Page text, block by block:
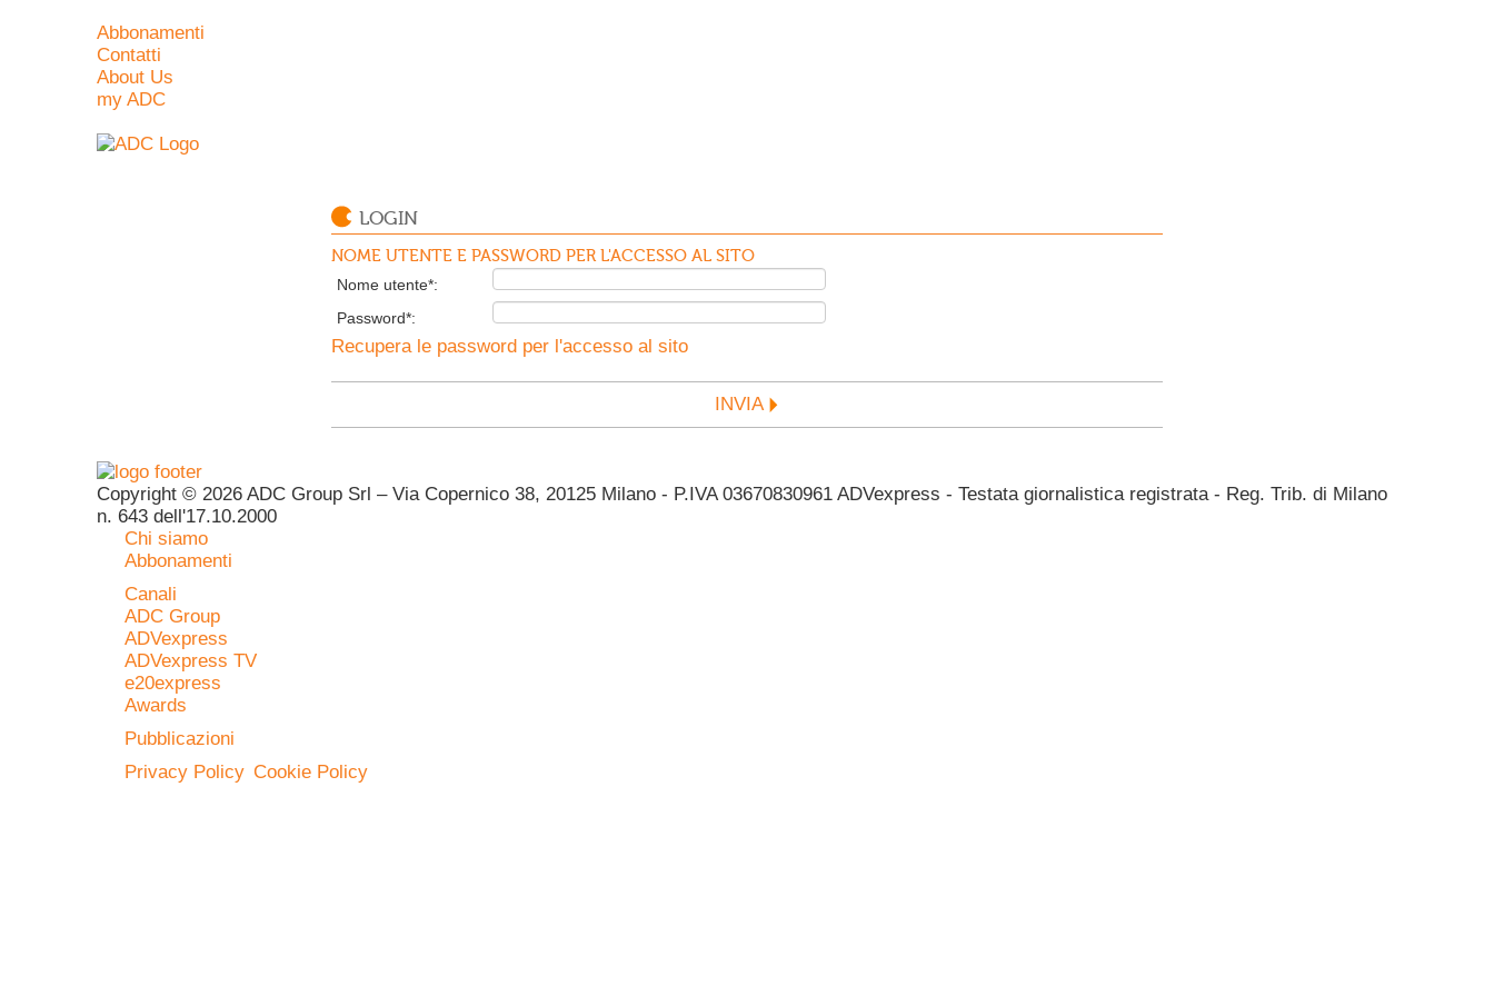
Abbonamenti
Contatti
About Us
my ADC
LOGIN
NOME UTENTE E PASSWORD PER L'ACCESSO AL SITO
Nome utente*:
Password*:
Recupera le password per l'accesso al sito
INVIA
Copyright © 2026 ADC Group Srl – Via Copernico 38, 20125 Milano - P.IVA 03670830961 ADVexpress - Testata giornalistica registrata - Reg. Trib. di Milano
n. 643 dell'17.10.2000
Chi siamo
Abbonamenti
Canali
ADC Group
ADVexpress
ADVexpress TV
e20express
Awards
Pubblicazioni
Privacy Policy Cookie Policy